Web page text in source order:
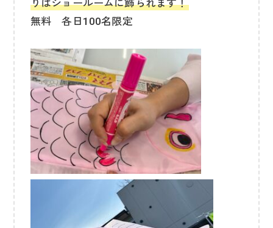
りはショールームに飾られます！
無料 各日100名限定